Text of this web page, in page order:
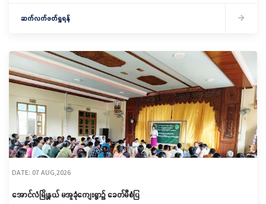
ဆက်လက်ဖတ်ရှုရန်
DATE: 07 AUG,2026
အောင်လံမြို့နယ် မအူခုံကျေးရွာ၌ ခေတ်မီစံပြ